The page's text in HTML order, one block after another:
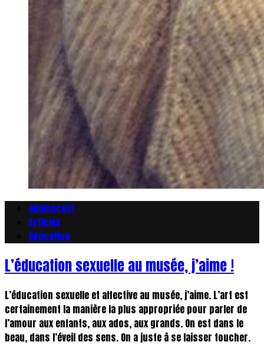
adolescent
Articles
éducation
L’éducation sexuelle au musée, j’aime !
L’éducation sexuelle et affective au musée, j’aime. L’art est
certainement la manière la plus appropriée pour parler de
l’amour aux enfants, aux ados, aux grands. On est dans le
beau, dans l’éveil des sens. On a juste à se laisser toucher.